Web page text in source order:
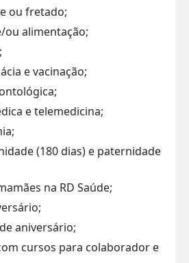
ou fretado;
ou alimentação;
e vacinação;
e telemedicina;
(180 dias) e paternidade
na RD Saúde;
aniversário;
cursos para colaborador e